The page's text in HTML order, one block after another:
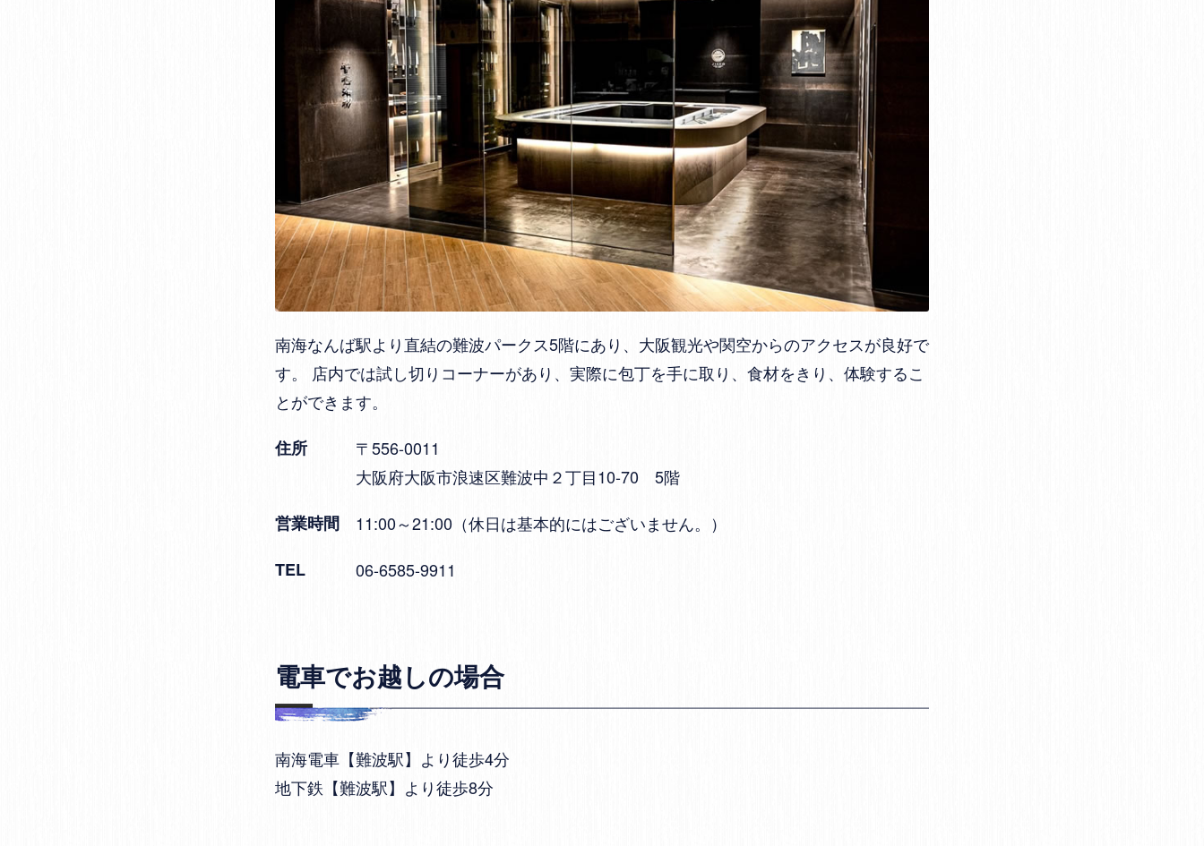
南海なんば駅より直結の難波パークス5階にあり、大阪観光や関空からのアクセスが良好で
す。 店内では試し切りコーナーがあり、実際に包丁を手に取り、食材をきり、体験するこ
とができます。
住所
〒556-0011
大阪府大阪市浪速区難波中２丁目10-70 5階
営業時間
11:00～21:00（休日は基本的にはございません。）
TEL
06-6585-9911
電車でお越しの場合
南海電車【難波駅】より徒歩4分
地下鉄【難波駅】より徒歩8分